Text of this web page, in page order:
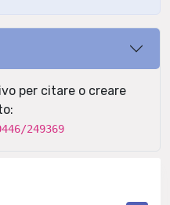
per citare o creare
249369